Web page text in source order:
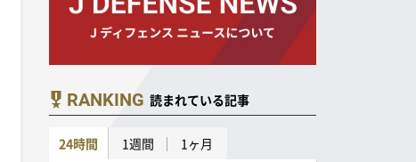
RANKING 読まれている記事
24時間 1週間 1ヶ月